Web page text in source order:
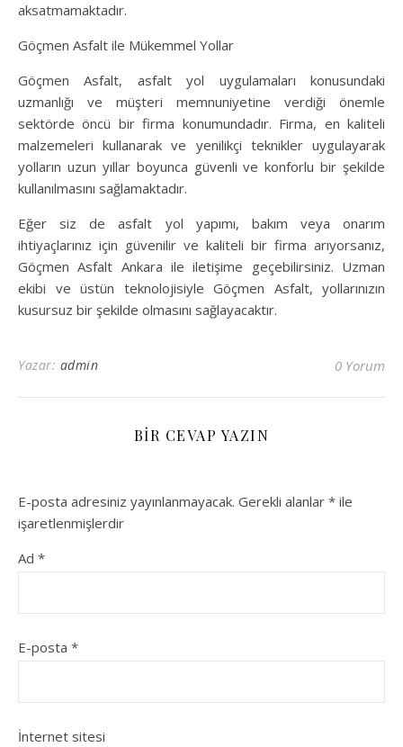
aksatmamaktadır.
Göçmen Asfalt ile Mükemmel Yollar
Göçmen Asfalt, asfalt yol uygulamaları konusundaki
uzmanlığı ve müşteri memnuniyetine verdiği önemle
sektörde öncü bir firma konumundadır. Firma, en kaliteli
malzemeleri kullanarak ve yenilikçi teknikler uygulayarak
yolların uzun yıllar boyunca güvenli ve konforlu bir şekilde
kullanılmasını sağlamaktadır.
Eğer siz de asfalt yol yapımı, bakım veya onarım
ihtiyaçlarınız için güvenilir ve kaliteli bir firma arıyorsanız,
Göçmen Asfalt Ankara ile iletişime geçebilirsiniz. Uzman
ekibi ve üstün teknolojisiyle Göçmen Asfalt, yollarınızın
kusursuz bir şekilde olmasını sağlayacaktır.
Yazar: admin 0 Yorum
BIR CEVAP YAZIN
E-posta adresiniz yayınlanmayacak. Gerekli alanlar * ile
işaretlenmişlerdir
Ad *
E-posta *
İnternet sitesi